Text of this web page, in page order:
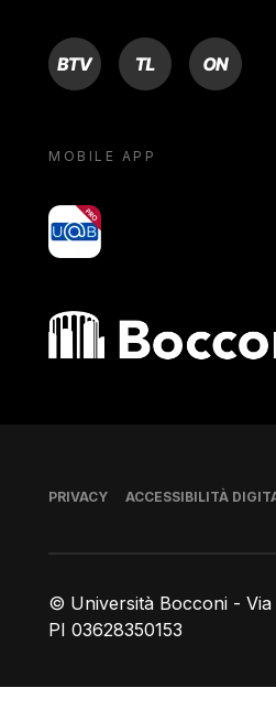
BTV TL ON
MOBILE APP
yoU@B
Bocconi shop
© Università Bocconi -
PI 03628350153
Piè di pagina
PRIVACY ACCESSIBILITÀ